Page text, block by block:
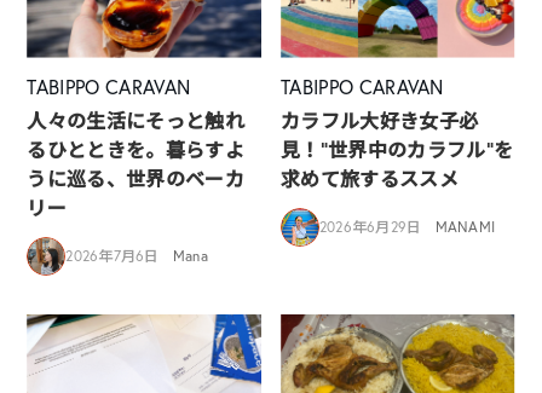
TABIPPO CARAVAN
人々の生活にそっと触れ
るひとときを。暮らすよ
うに巡る、世界のベーカ
リー
2026年7月6日 Mana
TABIPPO CARAVAN
カラフル大好き女子必
見！”世界中のカラフル”を
求めて旅するススメ
2026年6月29日 MANAMI